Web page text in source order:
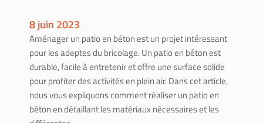
8 juin 2023
Aménager un patio en béton est un projet intéressant
pour les adeptes du bricolage. Un patio en béton est
durable, facile à entretenir et offre une surface solide
pour profiter des activités en plein air. Dans cet article,
nous vous expliquons comment réaliser un patio en
béton en détaillant les matériaux nécessaires et les